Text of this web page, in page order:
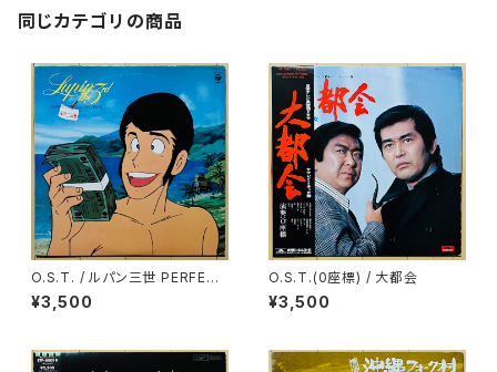
同じカテゴリの商品
O.S.T. / ルパン三世 PERFECT
COLLECTION
¥3,500
O.S.T.(0座標) / 大都会
¥3,500